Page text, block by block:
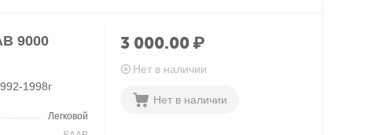
9000
1998г
Легковой
3 000.00 ₽
Нет в наличии
Нет в наличии